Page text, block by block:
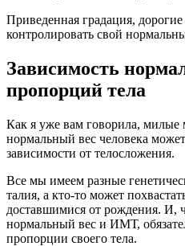
Приведенная градация,
контролировать свой
Зависимость
пропорций тела
Как я уже вам говорила, милые
нормальный вес человека
зависимости от телосложения.
Все мы имеем разные
талия, а кто-то может
доставшимися от рождения. И,
нормальный вес и ИМТ,
пропорции своего тела.